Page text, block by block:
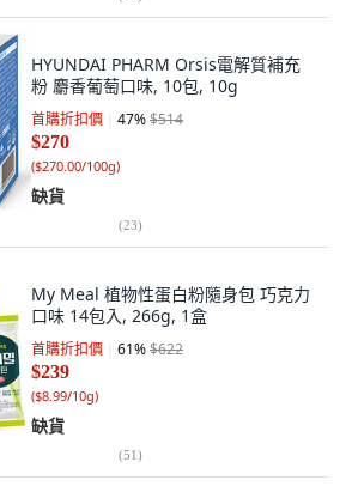
HYUNDAI PHARM Orsis電解質補充
粉 麝香葡萄口味, 10包, 10g
首購折扣價 47%$514
$270
($270.00/100g)
缺貨
(23)
My Meal 植物性蛋白粉隨身包 巧克力
口味 14包入, 266g, 1盒
首購折扣價 61%$622
$239
($8.99/10g)
缺貨
(51)